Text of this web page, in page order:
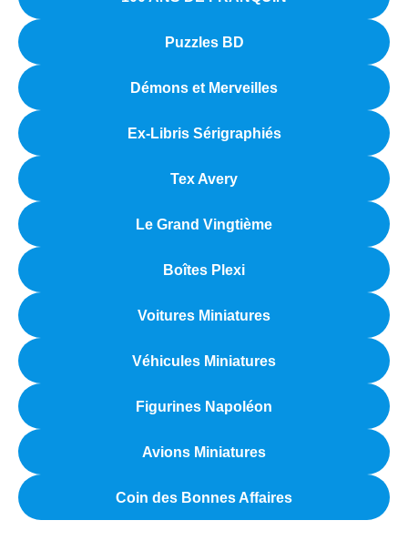
Puzzles BD
Démons et Merveilles
Ex-Libris Sérigraphiés
Tex Avery
Le Grand Vingtième
Boîtes Plexi
Voitures Miniatures
Véhicules Miniatures
Figurines Napoléon
Avions Miniatures
Coin des Bonnes Affaires